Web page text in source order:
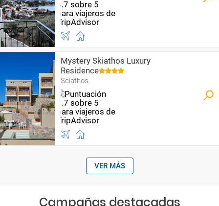
Mystery Skiathos Luxury
Residence
Scíathos
VER MÁS
Campañas destacadas